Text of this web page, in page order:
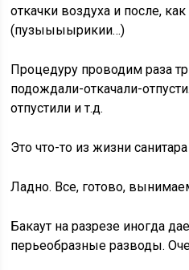
откачки воздуха и после,
(пузыыыырикии…)
Процедуру проводим раза
подождали-откачали-
отпустили и т.д.
Это что-то из жизни
Ладно. Все, готово,
Бакаут на разрезе иногда
перьеобразные разводы.